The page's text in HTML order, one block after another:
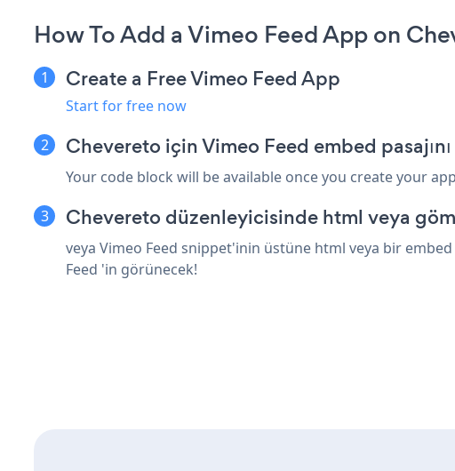
How To Add a Vimeo Feed App on
Create a Free Vimeo Feed App
Start for free now
Chevereto için Vimeo Feed embed
Your code block will be available once you create your app
Chevereto düzenleyicisinde html veya
veya Vimeo Feed snippet'inin üstüne html veya bir
Feed 'in görünecek!